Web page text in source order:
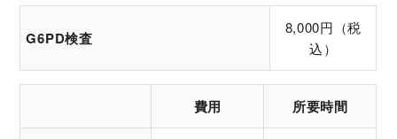
G6PD検査
8,000円（税
込）
費用 所要時間